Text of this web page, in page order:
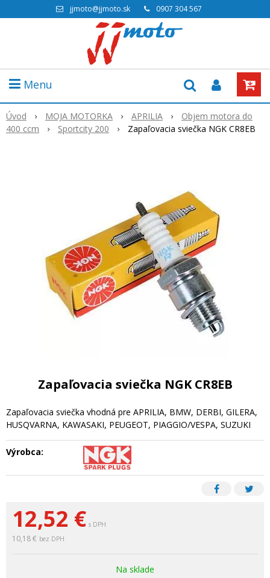
jjmoto@jjmoto.sk 0907 304 567
Menu
Úvod MOJA MOTORKA APRILIA
Objem motora do
400 ccm
Sportcity 200 Zapaľovacia sviečka NGK CR8EB
12,52 € s DPH
10,18 € bez DPH
Na sklade
Zapaľovacia sviečka NGK CR8EB
Zapaľovacia sviečka vhodná pre APRILIA, BMW, DERBI, GILERA,
HUSQVARNA, KAWASAKI, PEUGEOT, PIAGGIO/VESPA, SUZUKI
Výrobca: